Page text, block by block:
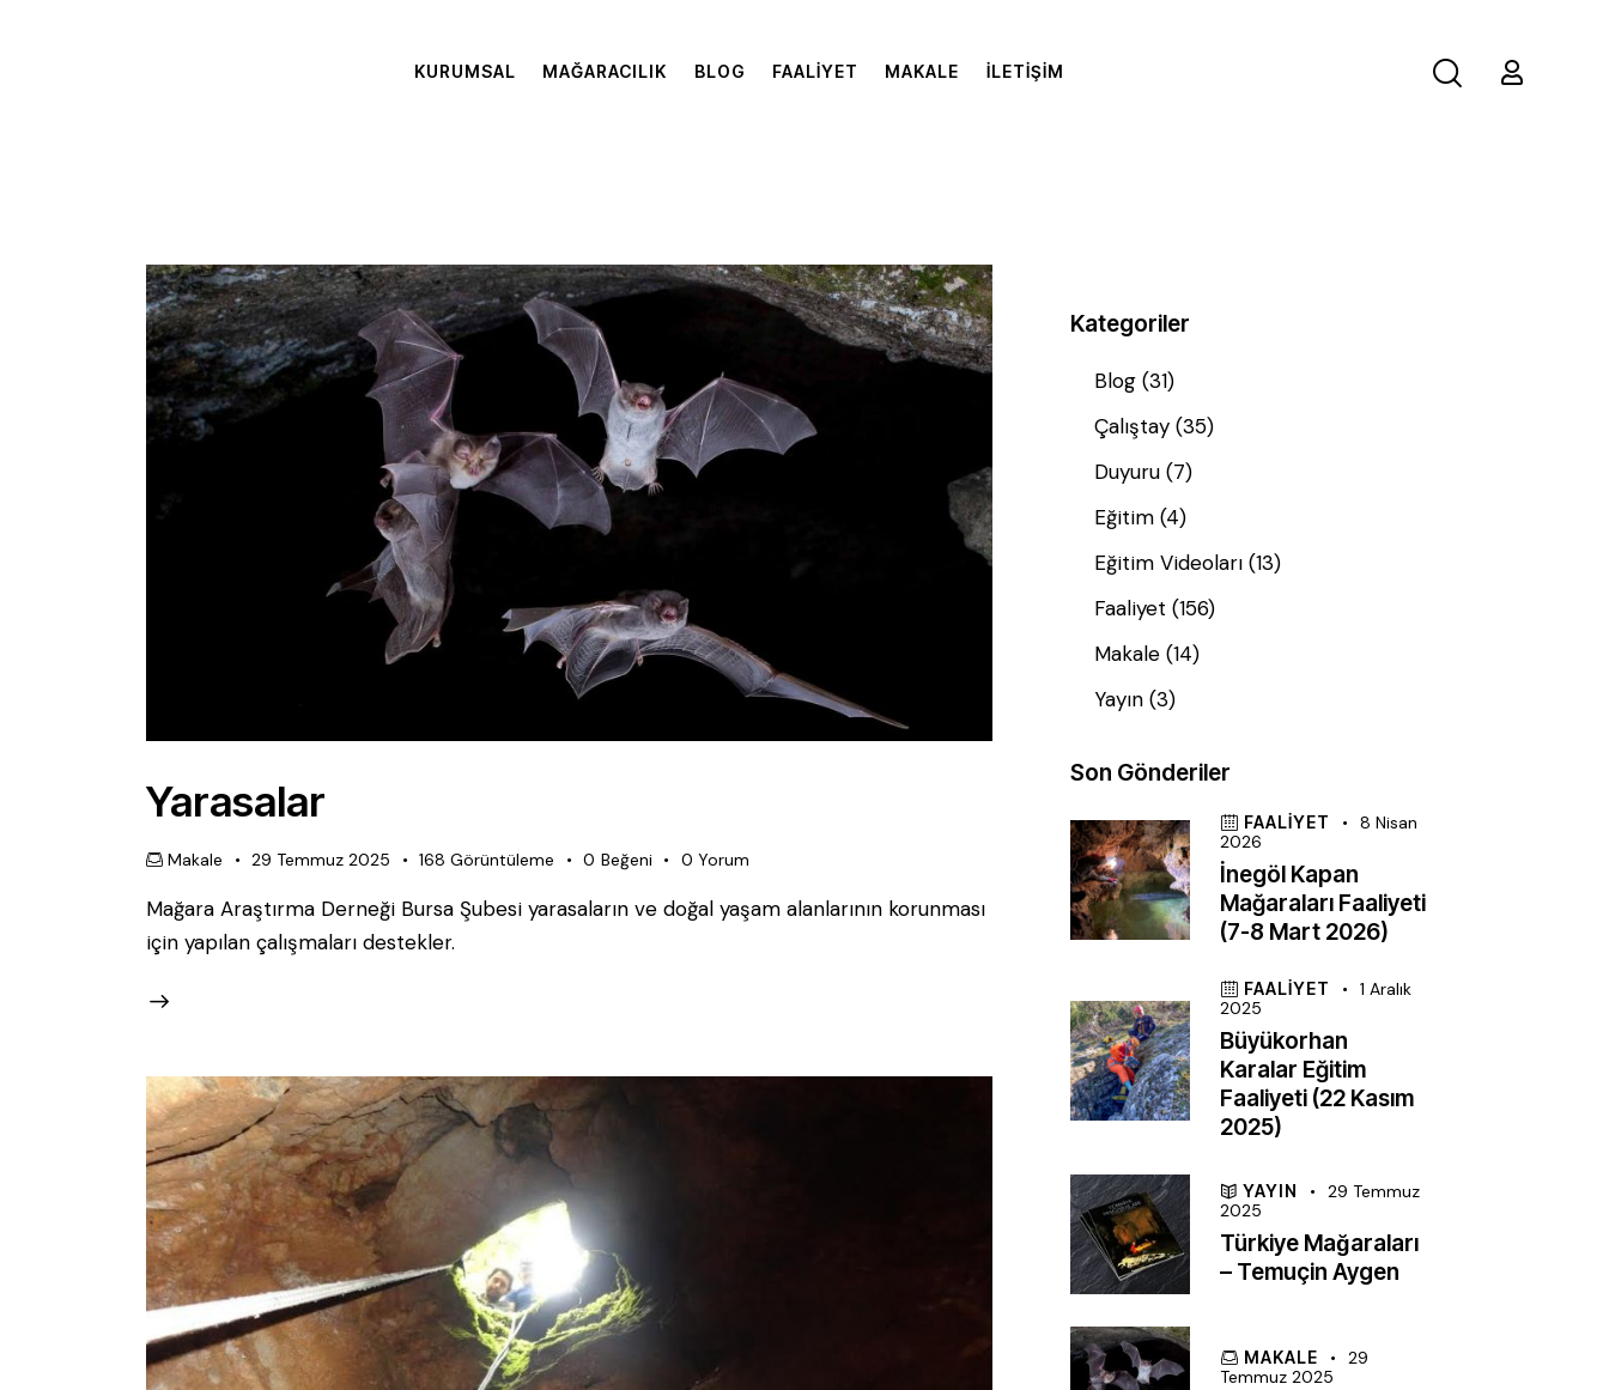
KURUMSAL MAĞARACILIK BLOG FAALIYET MAKALE İLETIŞIM
Yarasalar
Makale 29 Temmuz 2025 168 Görüntüleme 0 Beğeni 0 Yorum
Mağara Araştırma Derneği Bursa Şubesi yarasaların ve doğal yaşam alanlarının korunması
için yapılan çalışmaları destekler.
Kategoriler
Blog (31)
Çalıştay (35)
Duyuru (7)
Eğitim (4)
Eğitim Videoları (13)
Faaliyet (156)
Makale (14)
Yayın (3)
Son Gönderiler
FAALIYET
8 Nisan
2026
İnegöl Kapan
Mağaraları Faaliyeti
(7-8 Mart 2026)
FAALIYET
1 Aralık
2025
Büyükorhan
Karalar Eğitim
Faaliyeti (22 Kasım
2025)
YAYIN
29 Temmuz
2025
Türkiye Mağaraları
– Temuçin Aygen
MAKALE
29
Temmuz 2025